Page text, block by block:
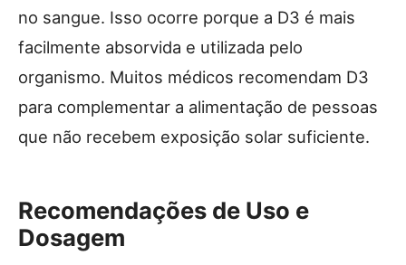
no sangue. Isso ocorre porque a D3 é mais
facilmente absorvida e utilizada pelo
organismo. Muitos médicos recomendam D3
para complementar a alimentação de pessoas
que não recebem exposição solar suficiente.
Recomendações de Uso e
Dosagem